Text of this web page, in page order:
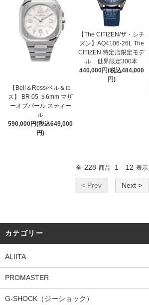
【Bell＆Ross/ベル＆ロ
ス】 BR 05 ３6mm マザ
ーオブパール スティー
ル
590,000円(税込649,000
円)
【The CITIZEN/ザ・シチ
ズン】AQ4106-26L The
CITIZEN 特定店限定モデ
ル 世界限定300本
440,000円(税込484,000
円)
全 228 商品 1 - 12 表示
< Prev Next >
カテゴリー
ALIITA
PROMASTER
G-SHOCK（ジーショック）